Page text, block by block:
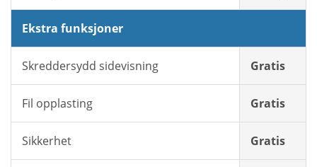
Ekstra funksjoner
Skreddersydd sidevisning Gratis
Fil opplasting Gratis
Sikkerhet Gratis